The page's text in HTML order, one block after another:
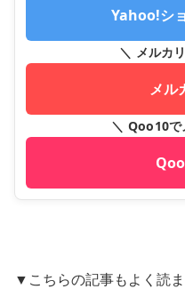
Yahoo!シ
＼ メルカ
メル
＼ Qoo10で
▼こちらの記事もよく読